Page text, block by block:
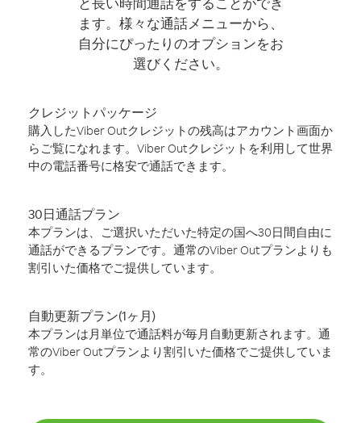
ます。様々な通話メニューから、
自分にぴったりのオプションをお
選びください。
クレジットパッケージ
購入したViber Outクレジットの残高はアカウント画面か
らご覧になれます。Viber Outクレジットを利用して世界
中の電話番号に格安で通話できます。
30日通話プラン
本プランは、ご選択いただいた特定の国へ30日間自由に
通話ができるプランです。通常のViber Outプランよりも
割引いた価格でご提供しています。
自動更新プラン(1ヶ月)
本プランは月単位で通話料が毎月自動更新されます。通
常のViber Outプランより割引いた価格でご提供していま
す。